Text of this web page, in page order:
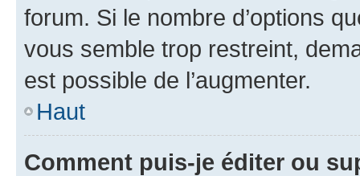
forum. Si le nombre d’options
vous semble trop restreint,
est possible de l’augmenter.
Haut
Comment puis-je éditer ou